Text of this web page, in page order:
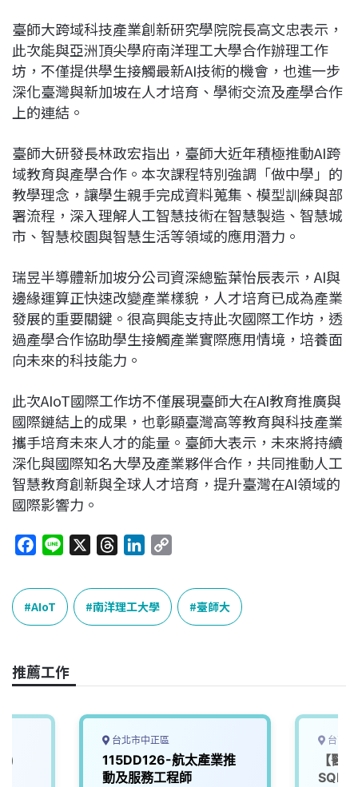
臺師大跨域科技產業創新研究學院院長高文忠表示，
此次能與亞洲頂尖學府南洋理工大學合作辦理工作
坊，不僅提供學生接觸最新AI技術的機會，也進一步
深化臺灣與新加坡在人才培育、學術交流及產學合作
上的連結。
臺師大研發長林政宏指出，臺師大近年積極推動AI跨
域教育與產學合作。本次課程特別強調「做中學」的
教學理念，讓學生親手完成資料蒐集、模型訓練與部
署流程，深入理解人工智慧技術在智慧製造、智慧城
市、智慧校園與智慧生活等領域的應用潛力。
瑞昱半導體新加坡分公司資深總監葉怡辰表示，AI與
邊緣運算正快速改變產業樣貌，人才培育已成為產業
發展的重要關鍵。很高興能支持此次國際工作坊，透
過產學合作協助學生接觸產業實際應用情境，培養面
向未來的科技能力。
此次AIoT國際工作坊不僅展現臺師大在AI教育推廣與
國際鏈結上的成果，也彰顯臺灣高等教育與科技產業
攜手培育未來人才的能量。臺師大表示，未來將持續
深化與國際知名大學及產業夥伴合作，共同推動人工
智慧教育創新與全球人才培育，提升臺灣在AI領域的
國際影響力。
c
e
b
o
k
e
r
e
a
n
k
e
n
y
k
AIoT 南洋理工大學 臺師大
推薦工作
)
台北市中正區
115DD126-航太產業推
動及服務工程師
台南
【醫
SQE